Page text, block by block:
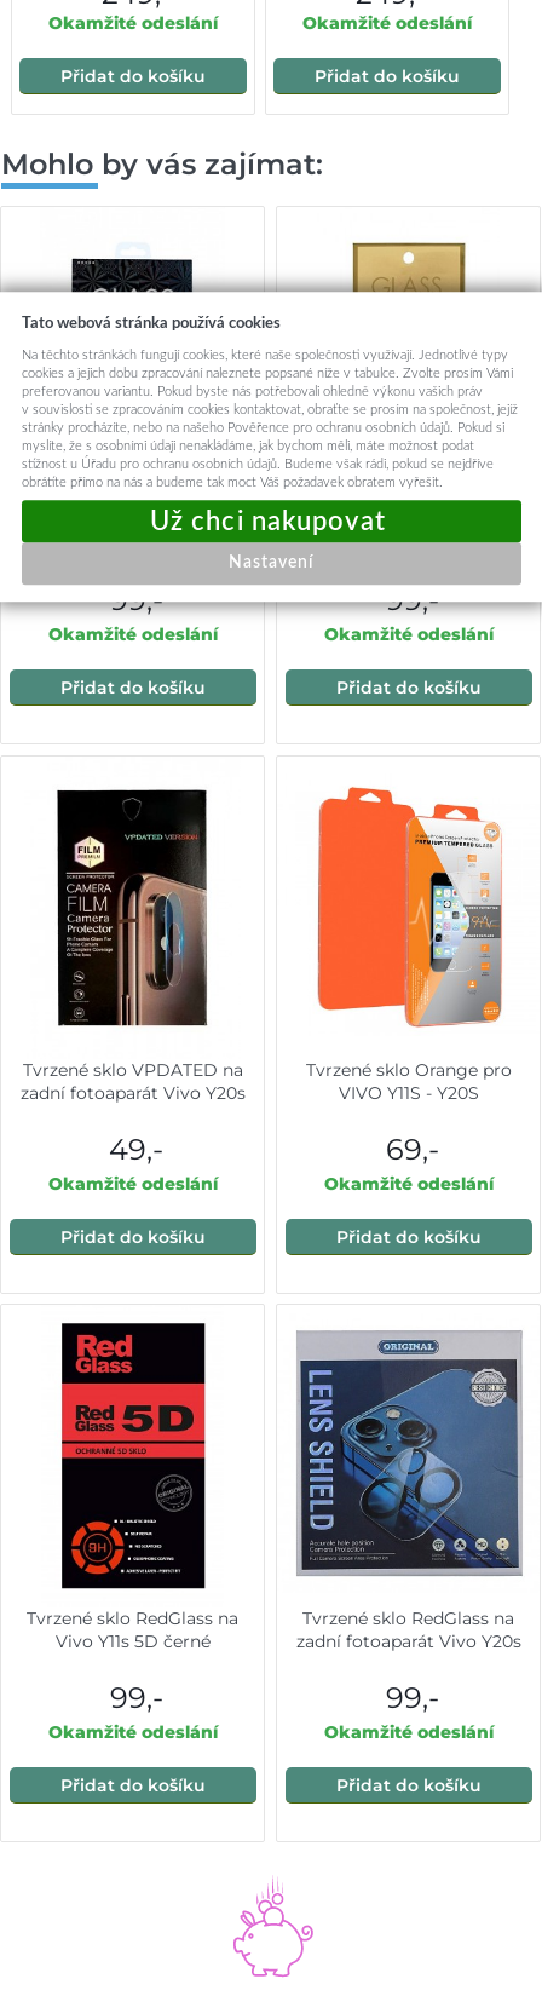
Okamžité odeslání
Přidat do košíku
Okamžité odeslání
Přidat do košíku
Mohlo by vás zajímat:
Tvrzené sklo TopGlass na Vivo
Y20s Full Cover černé
99,-
Okamžité odeslání
Přidat do košíku
Tvrzené sklo GoldGlass na
Vivo Y20s
99,-
Okamžité odeslání
Přidat do košíku
Tvrzené sklo VPDATED na
zadní fotoaparát Vivo Y20s
49,-
Okamžité odeslání
Přidat do košíku
Tvrzené sklo Orange pro
VIVO Y11S - Y20S
69,-
Okamžité odeslání
Přidat do košíku
Tvrzené sklo RedGlass na
Vivo Y11s 5D černé
99,-
Okamžité odeslání
Přidat do košíku
Tvrzené sklo RedGlass na
zadní fotoaparát Vivo Y20s
99,-
Okamžité odeslání
Přidat do košíku
Tato webová stránka používá cookies
Na těchto stránkách fungují cookies, které naše společnosti využívají. Jednotlivé typy
cookies a jejich dobu zpracování naleznete popsané níže v tabulce. Zvolte prosím Vámi
preferovanou variantu. Pokud byste nás potřebovali ohledně výkonu vašich práv
v souvislosti se zpracováním cookies kontaktovat, obraťte se prosím na společnost, jejíž
stránky procházíte, nebo na našeho Pověřence pro ochranu osobních údajů. Pokud si
myslíte, že s osobními údaji nenakládáme, jak bychom měli, máte možnost podat
stížnost u Úřadu pro ochranu osobních údajů. Budeme však rádi, pokud se nejdříve
obrátíte přímo na nás a budeme tak moct Váš požadavek obratem vyřešit.
Nastavení